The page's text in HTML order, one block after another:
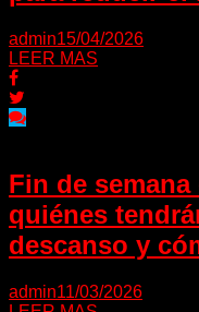
admin15/04/2026
LEER MAS
Fin de
quiénes
descanso y
admin11/03/2026